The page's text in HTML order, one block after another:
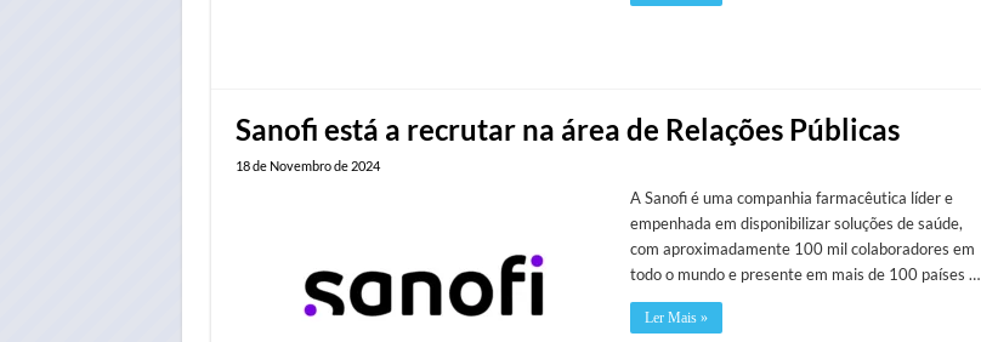
Sanofi está a recrutar na área de Relações Públicas
18 de Novembro de 2024
A Sanofi é uma companhia farmacêutica líder e
empenhada em disponibilizar soluções de saúde,
com aproximadamente 100 mil colaboradores em
todo o mundo e presente em mais de 100 países …
Ler Mais »